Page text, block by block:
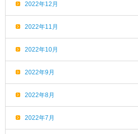
2022年12月
2022年11月
2022年10月
2022年9月
2022年8月
2022年7月